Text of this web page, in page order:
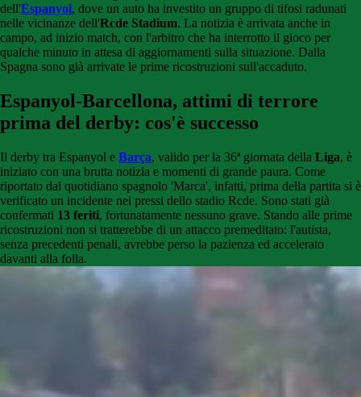
dell'Espanyol, dove un auto ha investito un gruppo di tifosi radunati
nelle vicinanze dell'Rcde Stadium. La notizia è arrivata anche in
campo, ad inizio match, con l'arbitro che ha interrotto il gioco per
qualche minuto in attesa di aggiornamenti sulla situazione. Dalla
Spagna sono già arrivate le prime ricostruzioni sull'accaduto.
Espanyol-Barcellona, attimi di terrore
prima del derby: cos'è successo
Il derby tra Espanyol e Barça, ​​valido per la 36ª giornata della Liga, è
iniziato con una brutta notizia e momenti di grande paura. Come
riportato dal quotidiano spagnolo 'Marca', infatti, prima della partita si è
verificato un incidente nei pressi dello stadio Rcde. Sono stati già
confermati 13 feriti, fortunatamente nessuno grave. Stando alle prime
ricostruzioni non si tratterebbe di un attacco premeditato: l'autista,
senza precedenti penali, avrebbe perso la pazienza ed accelerato
davanti alla folla.